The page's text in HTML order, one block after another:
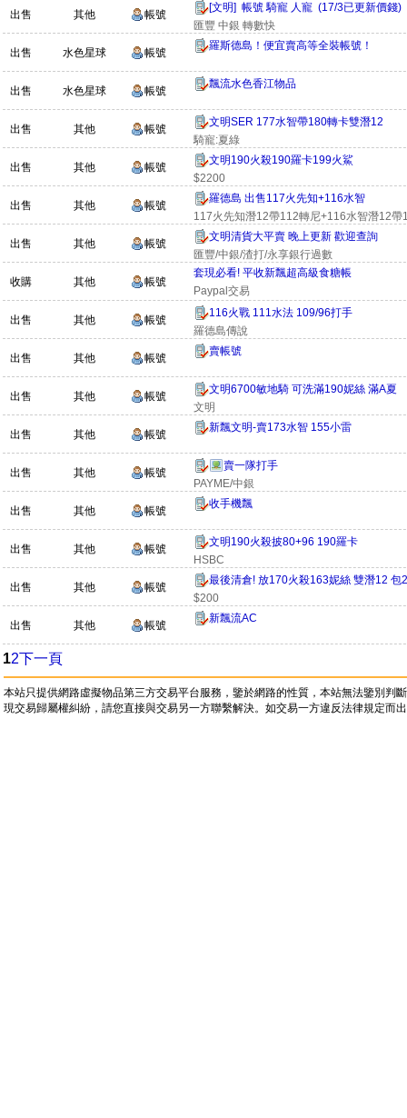
出售 其他 帳號
[文明] 帳號 騎寵 人寵 (17/3已更新價錢)
匯豐 中銀 轉數快
出售 水色星球 帳號
羅斯德島！便宜賣高等全裝帳號！
出售 水色星球 帳號
飄流水色香江物品
出售 其他 帳號
文明SER 177水智帶180轉卡雙潛12
騎寵:夏綠
出售 其他 帳號
文明190火殺190羅卡199火鯊
$2200
出售 其他 帳號
羅德島 出售117火先知+116水智
117火先知潛12帶112轉尼+116水智潛12帶
出售 其他 帳號
文明清貨大平賣 晚上更新 歡迎查詢
匯豐/中銀/渣打/永享銀行過數
收購 其他 帳號
套現必看! 平收新飄超高級食糖帳
Paypal交易
出售 其他 帳號
116火戰 111水法 109/96打手
羅德島傳說
出售 其他 帳號
賣帳號
出售 其他 帳號
文明6700敏地騎 可洗滿190妮絲 滿A夏
文明
出售 其他 帳號
新飄文明-賣173水智 155小雷
出售 其他 帳號
賣一隊打手
PAYME/中銀
出售 其他 帳號
收手機飄
出售 其他 帳號
文明190火殺披80+96 190羅卡
HSBC
出售 其他 帳號
最後清倉! 放170火殺163妮絲 雙潛12 包
$200
出售 其他 帳號
新飄流AC
12下一頁
本站只提供網路虛擬物品第三方交易平台服務，鑒於網路的性質，本站無法鑒別
現交易歸屬權糾紛，請您直接與交易另一方聯繫解決。如交易一方違反法律規定